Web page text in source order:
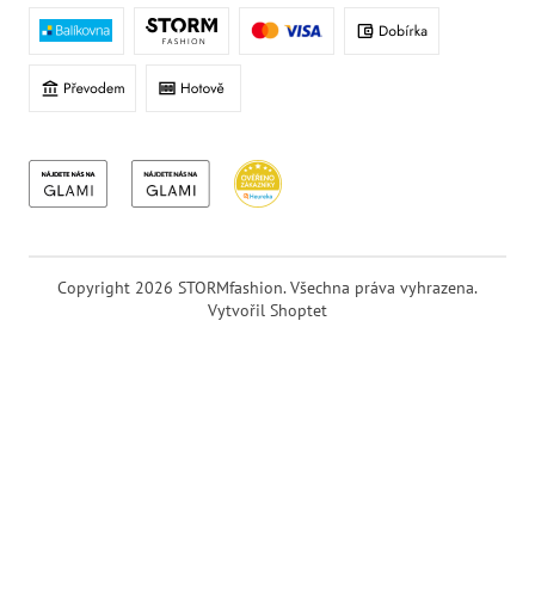
Vytvořil Shoptet
Copyright 2026 STORMfashion. Všechna práva vyhrazena.